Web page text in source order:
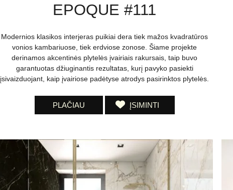
EPOQUE #111
Modernios klasikos interjeras puikiai dera tiek mažos kvadratūros
vonios kambariuose, tiek erdviose zonose. Šiame projekte
derinamos akcentinės plytelės įvairiais rakursais, taip buvo
garantuotas džiuginantis rezultatas, kurį pavyko pasiekti
įsivaizduojant, kaip įvairiose padėtyse atrodys pasirinktos plytelės.
PLAČIAU ĮSIMINTI